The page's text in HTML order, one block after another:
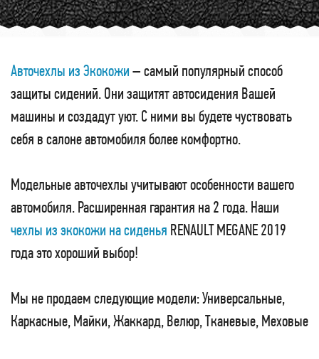
Авточехлы из Экокожи– самый популярный способ
защиты сидений. Они защитят автосидения Вашей
машины и создадут уют. С ними вы будете чуствовать
себя в салоне автомобиля более комфортно.
Модельные авточехлы учитывают особенности вашего
автомобиля. Расширенная гарантия на 2 года. Наши
чехлы из экокожи на сиденья RENAULT MEGANE 2019
года это хороший выбор!
Мы не продаем следующие модели: Универсальные,
Каркасные, Майки, Жаккард, Велюр, Тканевые, Меховые